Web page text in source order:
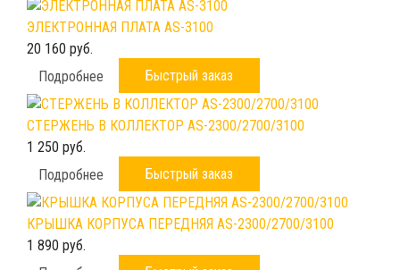
ЭЛЕКТРОННАЯ ПЛАТА AS-3100
20 160 руб.
Подробнее
Быстрый заказ
СТЕРЖЕНЬ В КОЛЛЕКТОР AS-2300/2700/3100
1 250 руб.
Подробнее
Быстрый заказ
КРЫШКА КОРПУСА ПЕРЕДНЯЯ AS-2300/2700/3100
1 890 руб.